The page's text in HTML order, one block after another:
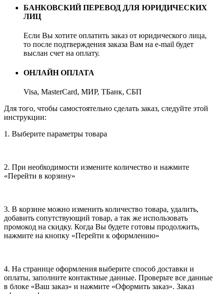
БАНКОВСКИЙ ПЕРЕВОД ДЛЯ ЮРИДИЧЕСКИХ
ЛИЦ
Если Вы хотите оплатить заказ от юридического лица,
то после подтверждения заказа Вам на e-mail будет
выслан счет на оплату.
ОНЛАЙН ОПЛАТА
Visa, MasterCard, МИР, ТБанк, СБП
Для того, чтобы самостоятельно сделать заказ, следуйте этой
инструкции:
1. Выберите параметры товара
2. При необходимости измените количество и нажмите
«Перейти в корзину»
3. В корзине можно изменить количество товара, удалить,
добавить сопутствующий товар, а так же использовать
промокод на скидку. Когда Вы будете готовы продолжить,
нажмите на кнопку «Перейти к оформлению»
4. На странице оформления выберите способ доставки и
оплаты, заполните контактные данные. Проверьте все данные
в блоке «Ваш заказ» и нажмите «Оформить заказ». Заказ